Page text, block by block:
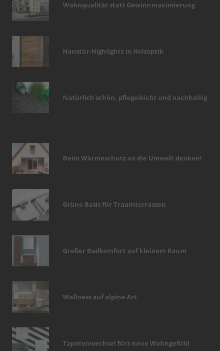
Wohnqualität statt Gewinnmaximierung
Haustür-Highlights in Holzoptik
Natürlich schön, pflegeleicht und nachhaltig
Beim Wärmeschutz an die Umwelt denken!
Grüne Basis für Traumterrassen
Großer Badkomfort auf kleinem Raum
Wellness auf alpine Art
Tapetenwechsel fürs neue Wohngefühl